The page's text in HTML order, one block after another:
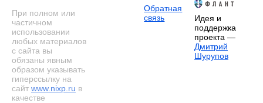
При полном или
частичном
использовании
любых материалов
с сайта вы
обязаны явным
образом указывать
гиперссылку на
сайт www.nixp.ru в
качестве
Обратная
связь
Идея и
поддержка
проекта —
Дмитрий
Шурупов